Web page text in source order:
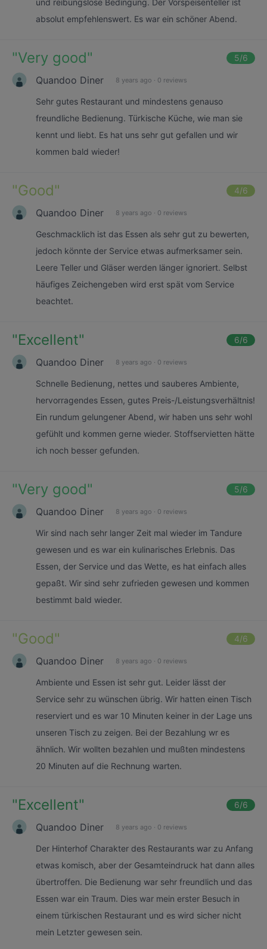
und reibungslose Bedingung. Der Vorspeisenteller ist
absolut empfehlenswert. Es war ein schöner Abend.
"Very good" 5/6
Quandoo Diner 8 years ago · 0 reviews
Sehr gutes Restaurant und mindestens genauso
freundliche Bedienung. Türkische Küche, wie man sie
kennt und liebt. Es hat uns sehr gut gefallen und wir
kommen bald wieder!
"Good" 4/6
Quandoo Diner 8 years ago · 0 reviews
Geschmacklich ist das Essen als sehr gut zu bewerten,
jedoch könnte der Service etwas aufmerksamer sein.
Leere Teller und Gläser werden länger ignoriert. Selbst
häufiges Zeichengeben wird erst spät vom Service
beachtet.
"Excellent" 6/6
Quandoo Diner 8 years ago · 0 reviews
Schnelle Bedienung, nettes und sauberes Ambiente,
hervorragendes Essen, gutes Preis-/Leistungsverhältnis!
Ein rundum gelungener Abend, wir haben uns sehr wohl
gefühlt und kommen gerne wieder. Stoffservietten hätte
ich noch besser gefunden.
"Very good" 5/6
Quandoo Diner 8 years ago · 0 reviews
Wir sind nach sehr langer Zeit mal wieder im Tandure
gewesen und es war ein kulinarisches Erlebnis. Das
Essen, der Service und das Wette, es hat einfach alles
gepaßt. Wir sind sehr zufrieden gewesen und kommen
bestimmt bald wieder.
"Good" 4/6
Quandoo Diner 8 years ago · 0 reviews
Ambiente und Essen ist sehr gut. Leider lässt der
Service sehr zu wünschen übrig. Wir hatten einen Tisch
reserviert und es war 10 Minuten keiner in der Lage uns
unseren Tisch zu zeigen. Bei der Bezahlung wr es
ähnlich. Wir wollten bezahlen und mußten mindestens
20 Minuten auf die Rechnung warten.
"Excellent" 6/6
Quandoo Diner 8 years ago · 0 reviews
Der Hinterhof Charakter des Restaurants war zu Anfang
etwas komisch, aber der Gesamteindruck hat dann alles
übertroffen. Die Bedienung war sehr freundlich und das
Essen war ein Traum. Dies war mein erster Besuch in
einem türkischen Restaurant und es wird sicher nicht
mein Letzter gewesen sein.